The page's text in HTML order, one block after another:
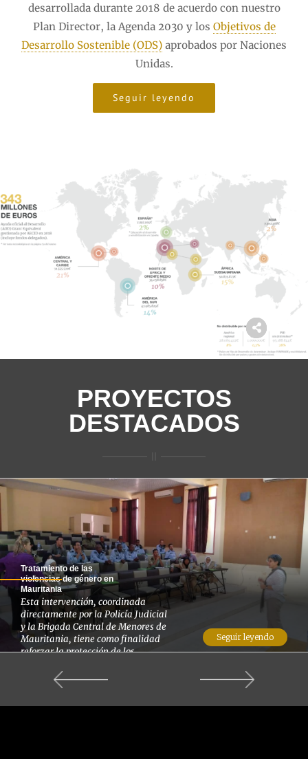
desarrollada durante 2018 de acuerdo con nuestro
Plan Director, la Agenda 2030 y los Objetivos de
Desarrollo Sostenible (ODS) aprobados por Naciones
Unidas.
Seguir leyendo
PROYECTOS
DESTACADOS
Tratamiento de las
violencias de género en
Mauritania
Esta intervención, coordinada
directamente por la Policía Judicial
y la Brigada Central de Menores de
Mauritania, tiene como finalidad
reforzar la protección de los
niños y niñas a través de la mejora
de la prevención y el tratamiento de
Seguir leyendo